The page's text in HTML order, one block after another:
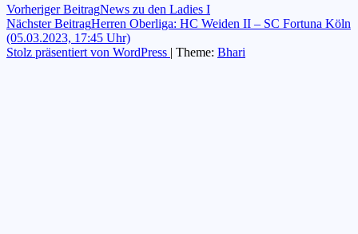
Beitragsnavigation
Vorheriger BeitragNews zu den Ladies I
Nächster BeitragHerren Oberliga: HC Weiden II – SC Fortuna Köln
(05.03.2023, 17:45 Uhr)
Stolz präsentiert von WordPress | Theme: Bhari